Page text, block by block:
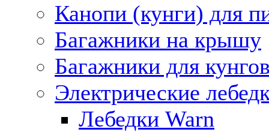
Канопи (кунги) для
Багажники на крышу
Багажники для
Электрические
Лебедки Warn